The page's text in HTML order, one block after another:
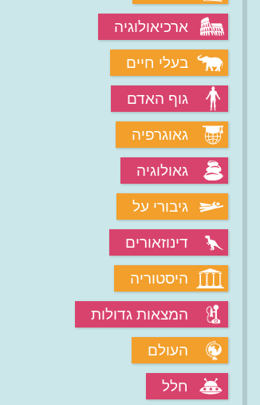
ארכיאולוגיה
בעלי חיים
גוף האדם
גאוגרפיה
גאולוגיה
גיבורי על
דינוזאורים
היסטוריה
המצאות גדולות
העולם
חלל